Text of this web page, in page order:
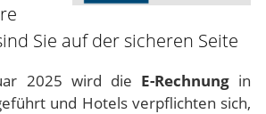
Sie auf der sicheren Seite
2025 wird die E-Rechnungin
und Hotels verpflichten sich,